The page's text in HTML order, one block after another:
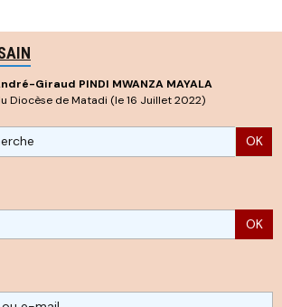
Giraud PINDI MWANZA MAYALA
Diocèse de Matadi (le 16 Juillet 2022)
OK
OK